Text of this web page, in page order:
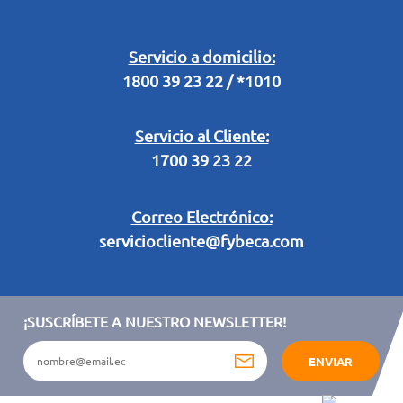
Servicio a domicilio:
1800 39 23 22 / *1010
Servicio al Cliente:
1700 39 23 22
Correo Electrónico:
serviciocliente@fybeca.com
Legal Campaña Produbanco
Términos y condiciones sorteo partido de fútbol "Tu ídolo"
¡SUSCRÍBETE A NUESTRO NEWSLETTER!
ENVIAR